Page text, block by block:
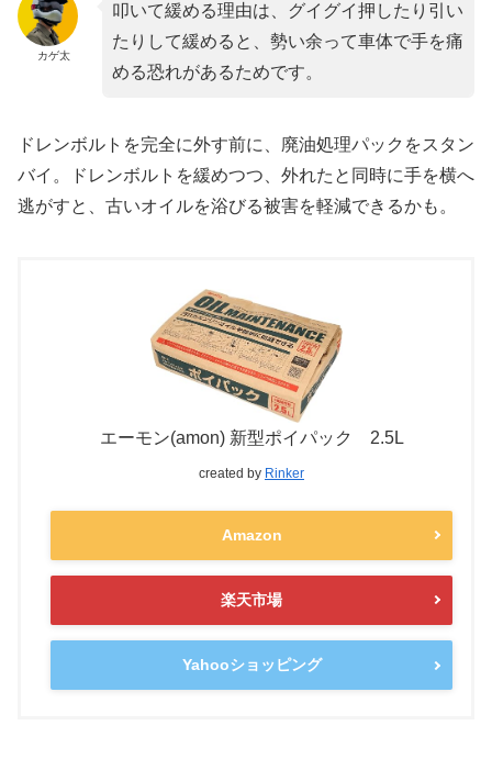
カゲ太
叩いて緩める理由は、グイグイ押したり引い
たりして緩めると、勢い余って車体で手を痛
める恐れがあるためです。
ドレンボルトを完全に外す前に、廃油処理パックをスタン
バイ。ドレンボルトを緩めつつ、外れたと同時に手を横へ
逃がすと、古いオイルを浴びる被害を軽減できるかも。
エーモン(amon) 新型ポイパック 2.5L
created by Rinker
Amazon
楽天市場
Yahooショッピング